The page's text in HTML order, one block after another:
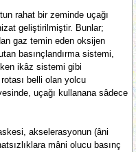
rahat bir zeminde uçağı
geliştirilmiştir. Bunlar;
gaz temin eden oksijen
basınçlandırma sistemi,
ikâz sistemi gibi
belli olan yolcu
uçağı kullanana sâdece
akselerasyonun (âni
mâni olucu basınç